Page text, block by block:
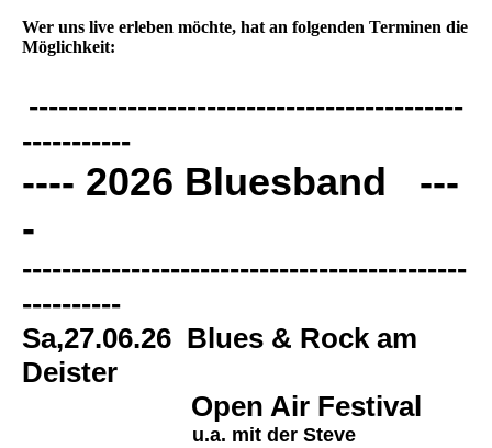
Wer uns live erleben möchte, hat an folgenden Terminen die
Möglichkeit:
--------------------------------------------
-----------
---- 2026 Bluesband ---
-
---------------------------------------------
----------
Sa,27.06.26 Blues & Rock am
Deister
Open Air Festival
u.a. mit der Steve